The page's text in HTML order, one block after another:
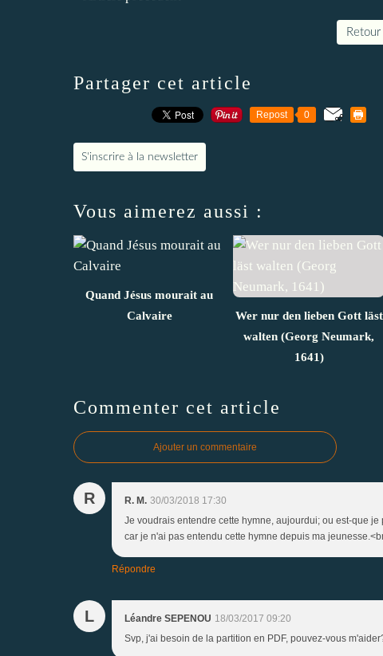
Retour
Partager cet article
Repost 0
S'inscrire à la newsletter
Vous aimerez aussi :
Quand Jésus mourait au
Calvaire
Wer nur den lieben Gott läst
walten (Georg Neumark,
1641)
Commenter cet article
Ajouter un commentaire
R R. M. 30/03/2018 17:30
Je voudrais entendre cette hymne, aujourdui; ou est-que
car je n'ai pas entendu cette hymne depuis ma
Répondre
L Léandre SEPENOU 18/03/2017 09:20
Svp, j'ai besoin de la partition en PDF, pouvez-vous